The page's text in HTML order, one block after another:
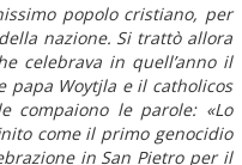
popolo cristiano, per
nazione. Si trattò allora
celebrava in quell’anno il
papa Woytjla e il catholicos
compaiono le parole: «Lo
come il primo genocidio
in San Pietro per il